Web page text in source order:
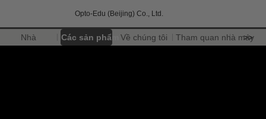
Opto-Edu (Beijing) Co., Ltd.
Nhà Các sản phẩm Về chúng tôi Tham quan nhà máy
>>